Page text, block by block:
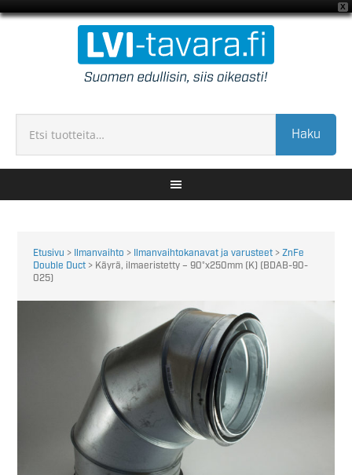
X
Haku
Etusivu > Ilmanvaihto > Ilmanvaihtokanavat ja varusteet >ZnFe
Double Duct > Käyrä, ilmaeristetty – 90°x250mm (K) (BDAB-90-
025)